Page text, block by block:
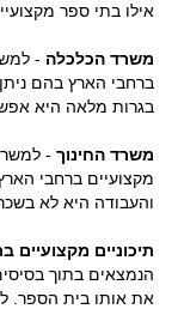
אילו בתי ספר
משרד הכלכלה -
ברחבי הארץ בהם
בגרות מלאה היא
משרד החינוך -
מקצועיים ברחבי
והעבודה היא לא
תיכוניים
הנמצאים בתוך
את אותו בית הספר.